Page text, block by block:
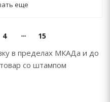
еще
4 15
в пределах МКАДа и до
со штампом